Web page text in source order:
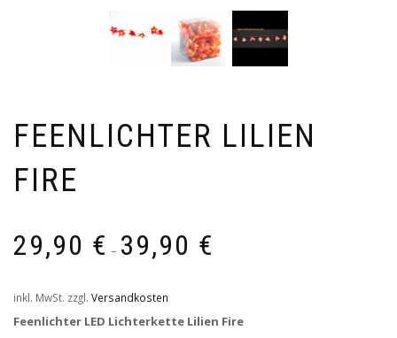
FEENLICHTER LILIEN
FIRE
29,90 € – 39,90 €
inkl. MwSt. zzgl. Versandkosten
Feenlichter LED Lichterkette Lilien Fire